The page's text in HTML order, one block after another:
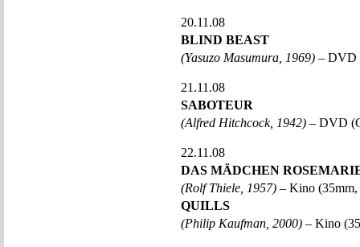
20.11.08
BLIND BEAST
(Yasuzo Masumura, 1969) – DVD
21.11.08
SABOTEUR
(Alfred Hitchcock, 1942) – DVD
22.11.08
DAS MÄDCHEN
(Rolf Thiele, 1957) – Kino
QUILLS
(Philip Kaufman, 2000) – Kino